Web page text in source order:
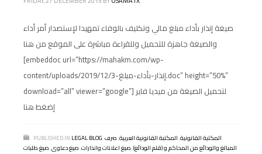
صيغة إنذار بأداء مبلغ مالي وتكليف بالوفاء تمهيدا لإستصدار أمر أداء
والصيغة جاهزة للتحميل وللقراءة مباشرة على الموقع من هنا
[embeddoc url=”https://mahakm.com/wp-
content/uploads/2019/12/إنذار-بأداء-مبلغ-3.doc” height=”50%”
download=”all” viewer=”google”] لتحميل الصيغة من ميديا فاير
إضغط هنا
PUBLISHED IN LEGAL BLOG, المكتبة القانونية,المكتبة القانونية العربية,صرف
المبالغ والودائع من المحاكم و (قلم الودائع),صيغ اعلانات وانذارات,صيغ دعاوى,صيغ طلبات